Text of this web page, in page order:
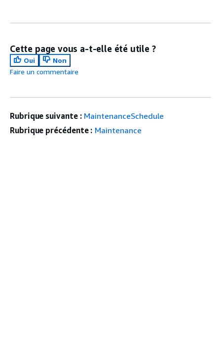
Cette page vous a-t-elle été utile ?
Oui
Non
Faire un commentaire
Rubrique suivante : MaintenanceSchedule
Rubrique précédente : Maintenance